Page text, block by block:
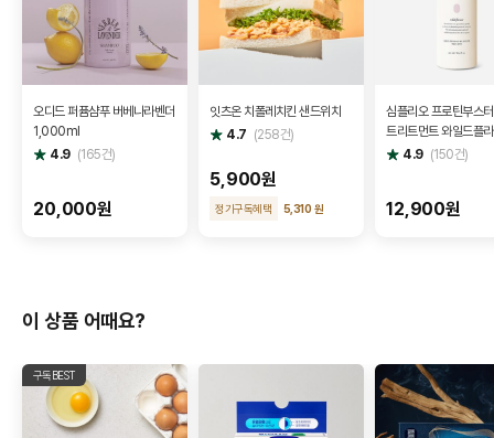
오디드 퍼퓸샴푸 버베나라벤더
1,000ml
별
점
4.9 (165건)
20,000원
잇츠온 치폴레치킨 샌드위치
별
점
4.7 (258건)
5,900원
정기구독혜택 5,310 원
심플리오 프로틴부스
트리트먼트 와일드플
500ml
별
점
4.9 (150건)
12,900원
이 상품 어때요?
구독BEST